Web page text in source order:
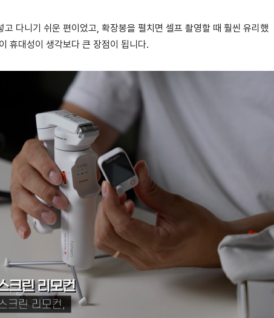
다니기 쉬운 편이었고, 확장봉을 펼치면 셀프 촬영할 때 훨씬 유리했
휴대성이 생각보다 큰 장점이 됩니다.